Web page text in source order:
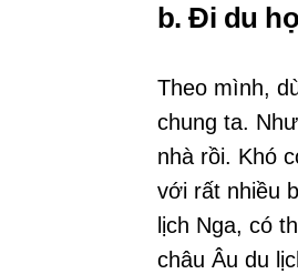
b. Đi du
Theo mình,
chung ta.
nhà rồi. Khó
với rất nhiều
lịch Nga, có
châu Âu du